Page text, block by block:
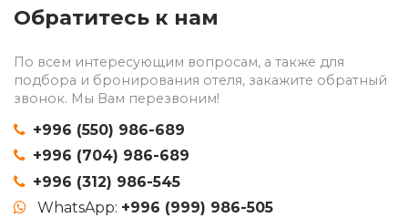
Обратитесь к нам
По всем интересующим вопросам, а также для
подбора и бронирования отеля, закажите обратный
звонок. Мы Вам перезвоним!
+996 (550) 986-689
+996 (704) 986-689
+996 (312) 986-545
WhatsApp: +996 (999) 986-505